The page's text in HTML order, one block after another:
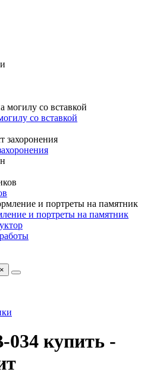
со вставкой
и портреты на памятник
×
купить -